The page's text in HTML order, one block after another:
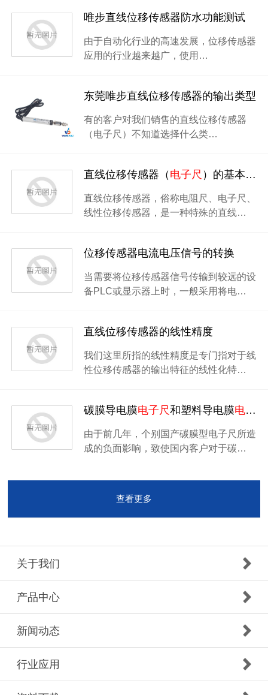
唯步直线位移传感器防水功能测试
由于自动化行业的高速发展，位移传感器
应用的行业越来越广，使用…
东莞唯步直线位移传感器的输出类型
有的客户对我们销售的直线位移传感器
（电子尺）不知道选择什么类…
直线位移传感器（ 电子尺 ）的基本原理
直线位移传感器，俗称电阻尺、电子尺、
线性位移传感器，是一种特殊的直线…
位移传感器电流电压信号的转换
当需要将位移传感器信号传输到较远的设
备PLC或显示器上时，一般采用将电…
直线位移传感器的线性精度
我们这里所指的线性精度是专门指对于线
性位移传感器的输出特征的线性化特…
碳膜导电膜电子尺和塑料导电膜电子尺
由于前几年，个别国产碳膜型电子尺所造
成的负面影响，致使国内客户对于碳…
查看更多
关于我们
产品中心
新闻动态
行业应用